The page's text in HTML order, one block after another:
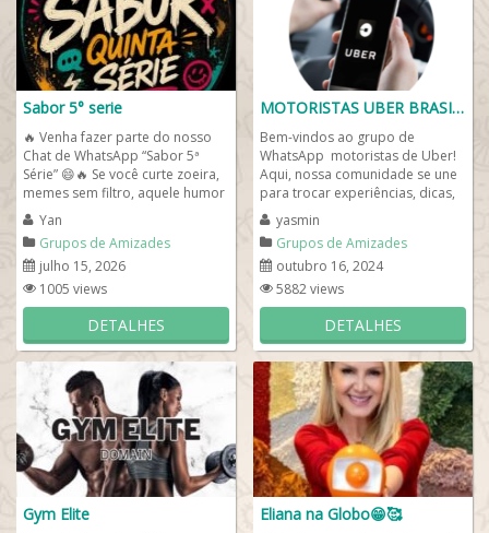
Sabor 5° serie
🔥 Venha fazer parte do nosso
Chat de WhatsApp “Sabor 5ª
Série” 😄🔥 Se você curte zoeira,
memes sem filtro, aquele humor
raiz e boas risadas o...
Yan
Grupos de Amizades
julho 15, 2026
1005 views
DETALHES
MOTORISTAS UBER BRASIL🚗
Bem-vindos ao grupo de
WhatsApp motoristas de Uber!
Aqui, nossa comunidade se une
para trocar experiências, dicas,
tirar dúvidas e se apoiar no dia a
dia de...
yasmin
Grupos de Amizades
outubro 16, 2024
5882 views
DETALHES
Gym Elite Eliana na Globo😁🥰